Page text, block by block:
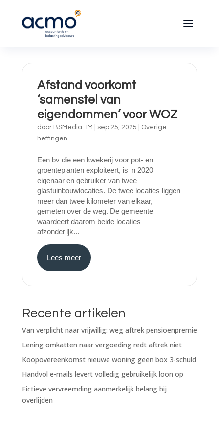
Afstand voorkomt
‘samenstel van
eigendommen’ voor WOZ
door BSMedia_IM sep 25, 2025
Overige
heffingen
Een bv die een kwekerij voor pot- en
groenteplanten exploiteert, is in 2020
eigenaar en gebruiker van twee
glastuinbouwlocaties. De twee locaties liggen
meer dan twee kilometer van elkaar,
gemeten over de weg. De gemeente
waardeert daarom beide locaties
afzonderlijk...
Lees meer
Recente artikelen
Van verplicht naar vrijwillig: weg aftrek pensioenpremie
Lening omkatten naar vergoeding redt aftrek niet
Koopovereenkomst nieuwe woning geen box 3-schuld
Handvol e-mails levert volledig gebruikelijk loon op
Fictieve vervreemding aanmerkelijk belang bij
overlijden